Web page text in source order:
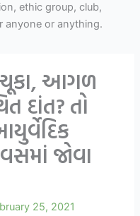
ethic group, club,
anyone or anything.
આગળ
દાંત? તો
જોવા
25, 2021